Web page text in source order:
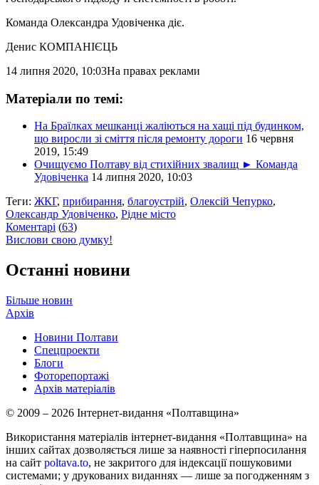
Команда Олександра Удовіченка діє.
Денис КОМПАНІЄЦЬ
14 липня 2020, 10:03На правах реклами
Матеріали по темі:
На Браїлках мешканці жаліються на хащі під будинком,
що виросли зі сміття після ремонту дороги 16 червня
2019, 15:49
Очищуємо Полтаву від стихійних звалищ ► Команда
Удовіченка 14 липня 2020, 10:03
Теги: ЖКГ, прибирання, благоустрій, Олексій Чепурко,
Олександр Удовіченко, Рідне місто
Коментарі (63)
Вислови свою думку!
Останні новини
Більше новин
Архів
Новини Полтави
Спецпроекти
Блоги
Фоторепортажі
Архів матеріалів
© 2009 – 2026 Інтернет-видання «Полтавщина»
Використання матеріалів інтернет-видання «Полтавщина» на
інших сайтах дозволяється лише за наявності гіперпосилання
на сайт poltava.to, не закритого для індексації пошуковими
системами; у друкованих виданнях — лише за погодженням з